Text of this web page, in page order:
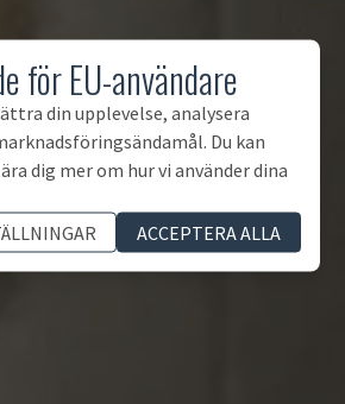
för EU-användare
din upplevelse, analysera
Du kan
dig mer om hur vi använder dina
ACCEPTERA ALLA